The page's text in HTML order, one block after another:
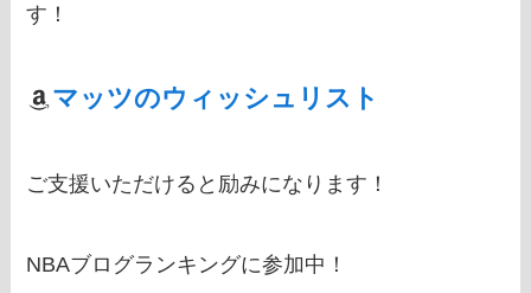
す！
マッツのウィッシュリスト
ご支援いただけると励みになります！
NBAブログランキングに参加中！